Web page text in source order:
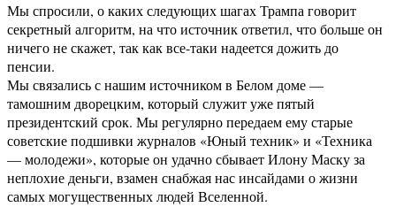
Мы спросили, о каких следующих шагах Трампа говорит
секретный алгоритм, на что источник ответил, что больше он
ничего не скажет, так как все-таки надеется дожить до
пенсии.
Мы связались с нашим источником в Белом доме —
тамошним дворецким, который служит уже пятый
президентский срок. Мы регулярно передаем ему старые
советские подшивки журналов «Юный техник» и «Техника
— молодежи», которые он удачно сбывает Илону Маску за
неплохие деньги, взамен снабжая нас инсайдами о жизни
самых могущественных людей Вселенной.